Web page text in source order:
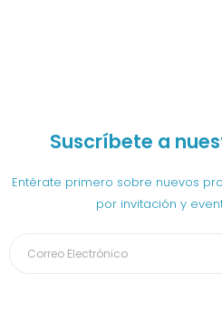
Suscríbete a
Entérate primero sobre nuevos
por invitación y